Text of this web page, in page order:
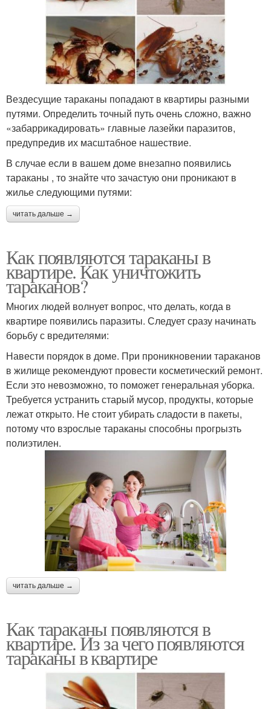
Вездесущие тараканы попадают в квартиры разными
путями. Определить точный путь очень сложно, важно
«забаррикадировать» главные лазейки паразитов,
предупредив их масштабное нашествие.
В случае если в вашем доме внезапно появились
тараканы , то знайте что зачастую они проникают в
жилье следующими путями:
читать дальше →
Как появляются тараканы в
квартире. Как уничтожить
тараканов?
Многих людей волнует вопрос, что делать, когда в
квартире появились паразиты. Следует сразу начинать
борьбу с вредителями:
Навести порядок в доме. При проникновении тараканов
в жилище рекомендуют провести косметический ремонт.
Если это невозможно, то поможет генеральная уборка.
Требуется устранить старый мусор, продукты, которые
лежат открыто. Не стоит убирать сладости в пакеты,
потому что взрослые тараканы способны прогрызть
полиэтилен.
читать дальше →
Как тараканы появляются в
квартире. Из за чего появляются
тараканы в квартире